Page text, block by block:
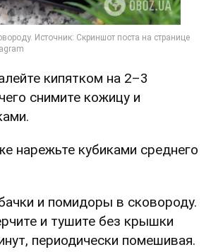
кипятком на 2–3
снимите кожицу и
нарежьте кубиками среднего
и помидоры в сковороду.
и тушите без крышки
периодически помешивая.